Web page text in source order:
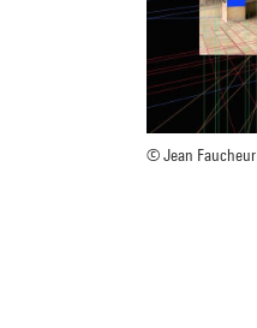
© Jean Faucheur